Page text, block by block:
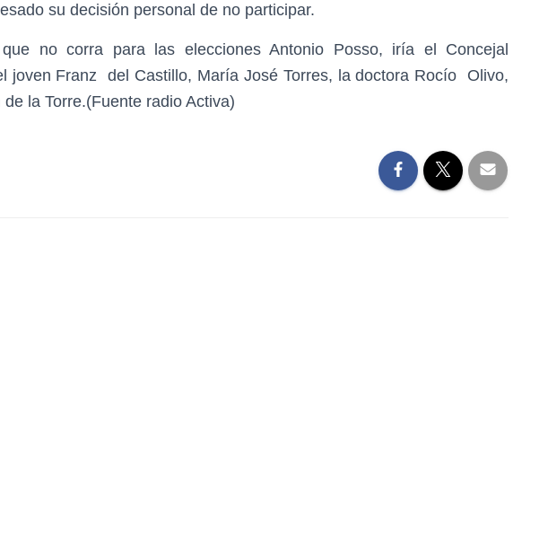
su decisión personal de no participar.
no corra para las elecciones Antonio Posso, iría el Concejal
joven Franz del Castillo, María José Torres, la doctora Rocío Olivo,
la Torre.(Fuente radio Activa)